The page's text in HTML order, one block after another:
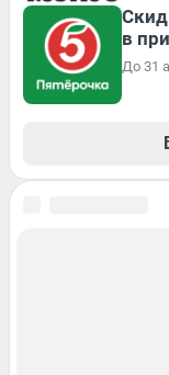
в
До 31